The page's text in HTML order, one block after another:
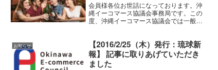
会員様各位お世話になっております。沖
縄イーコマース協議会事務局です。この
度、沖縄イーコマース協議会では一般会
日程で懇親会を企画させていただきまし
た。つきましては、下記の...
お知らせ
【2016/2/25（木）発行：琉球新
報】 記事に取りあげていただき
ました